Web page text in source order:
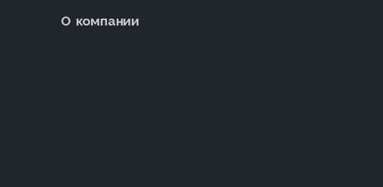
О компании